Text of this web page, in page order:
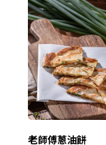
老師傅蔥油餅